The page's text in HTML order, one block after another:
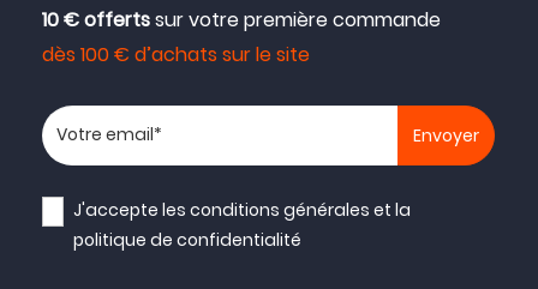
10 € offertssur votre première commande
dès 100 € d’achats sur le site
Votre adresse email
J'accepte lesconditions générales et la
politique de confidentialité